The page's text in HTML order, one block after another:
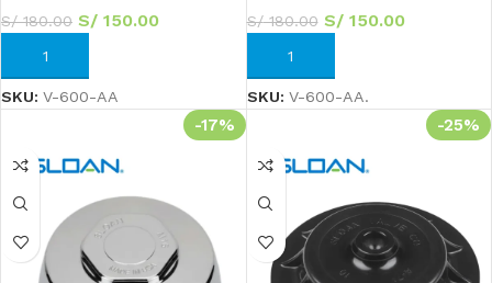
S/180.00 S/ 150.00
AÑADIR AL CARRITO
SKU: V-600-AA
S/180.00 S/150.00
AÑADIR AL CARRITO
SKU: V-600-AA.
-17% -25%